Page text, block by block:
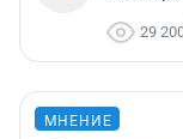
29
МНЕНИЕ